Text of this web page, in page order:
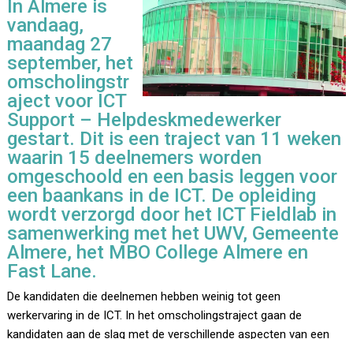
In Almere is
vandaag,
maandag 27
september, het
omscholingstr
aject voor ICT
Support – Helpdeskmedewerker
gestart. Dit is een traject van 11 weken
waarin 15 deelnemers worden
omgeschoold en een basis leggen voor
een baankans in de ICT. De opleiding
wordt verzorgd door het ICT Fieldlab in
samenwerking met het UWV, Gemeente
Almere, het MBO College Almere en
Fast Lane.
De kandidaten die deelnemen hebben weinig tot geen
werkervaring in de ICT. In het omscholingstraject gaan de
kandidaten aan de slag met de verschillende aspecten van een